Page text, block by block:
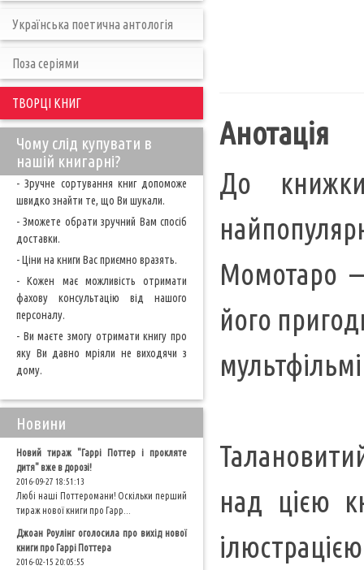
Анотація
До
Момотаро
його
над цією
Українська поетична антологія
Поза серіями
ТВОРЦІ КНИГ
Чому слід купувати в
нашій книгарні?
- Зручне сортування книг допоможе
швидко знайти те, що Ви шукали.
- Зможете обрати зручний Вам спосіб
доставки.
- Ціни на книги Вас приємно вразять.
- Кожен має можливість отримати
фахову консультацію від нашого
персоналу.
- Ви маєте змогу отримати книгу про
яку Ви давно мріяли не виходячи з
дому.
Новини
Новий тираж "Гаррі Поттер і прокляте
дитя" вже в дорозі!
2016-09-27 18:51:13
Любі наші Поттеромани! Оскільки перший
тираж нової книги про Гарр...
Джоан Роулінг оголосила про вихід нової
книги про Гаррі Поттера
2016-02-15 20:05:55